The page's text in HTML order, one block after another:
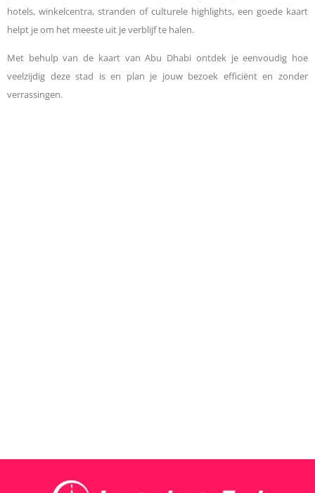
hotels, winkelcentra, stranden of culturele highlights, een goede kaart
helpt je om het meeste uit je verblijf te halen.
Met behulp van de kaart van Abu Dhabi ontdek je eenvoudig hoe
veelzijdig deze stad is en plan je jouw bezoek efficiënt en zonder
verrassingen.